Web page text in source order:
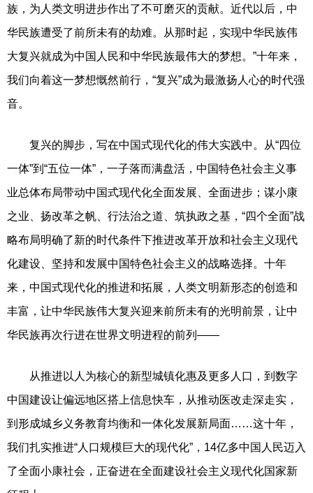
族，为人类文明进步作出了不可磨灭的贡献。近代以后，中
华民族遭受了前所未有的劫难。从那时起，实现中华民族伟
大复兴就成为中国人民和中华民族最伟大的梦想。”十年来，
我们向着这一梦想慨然前行，“复兴”成为最激扬人心的时代强
音。
复兴的脚步，写在中国式现代化的伟大实践中。从“四位
一体”到“五位一体”，一子落而满盘活，中国特色社会主义事
业总体布局带动中国式现代化全面发展、全面进步；谋小康
之业、扬改革之帆、行法治之道、筑执政之基，“四个全面”战
略布局明确了新的时代条件下推进改革开放和社会主义现代
化建设、坚持和发展中国特色社会主义的战略选择。十年
来，中国式现代化的推进和拓展，人类文明新形态的创造和
丰富，让中华民族伟大复兴迎来前所未有的光明前景，让中
华民族再次行进在世界文明进程的前列——
从推进以人为核心的新型城镇化惠及更多人口，到数字
中国建设让偏远地区搭上信息快车，从推动医改走深走实，
到形成城乡义务教育均衡和一体化发展新局面……这十年，
我们扎实推进“人口规模巨大的现代化”，14亿多中国人民迈入
了全面小康社会，正奋进在全面建设社会主义现代化国家新